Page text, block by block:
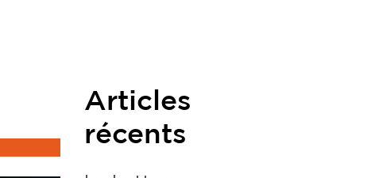
Articles
récents